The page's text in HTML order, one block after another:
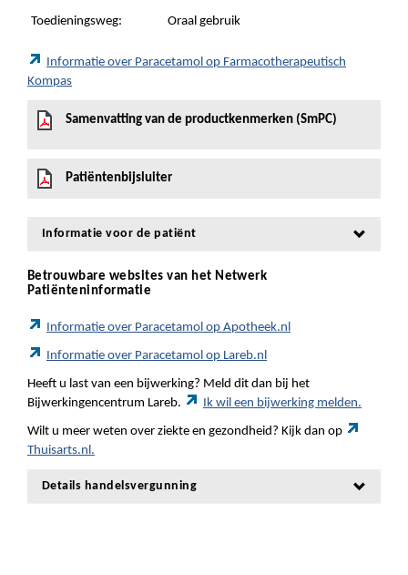
Toedieningsweg:
Oraal gebruik
Informatie over Paracetamol op Farmacotherapeutisch
Kompas
Samenvatting van de productkenmerken (SmPC)
Patiëntenbijsluiter
Informatie voor de patiënt
Betrouwbare websites van het Netwerk
Patiënteninformatie
Informatie over Paracetamol op Apotheek.nl
Informatie over Paracetamol op Lareb.nl
Heeft u last van een bijwerking? Meld dit dan bij het
Bijwerkingencentrum Lareb.
Ik wil een bijwerking melden.
Wilt u meer weten over ziekte en gezondheid? Kijk dan op
Thuisarts.nl.
Details handelsvergunning